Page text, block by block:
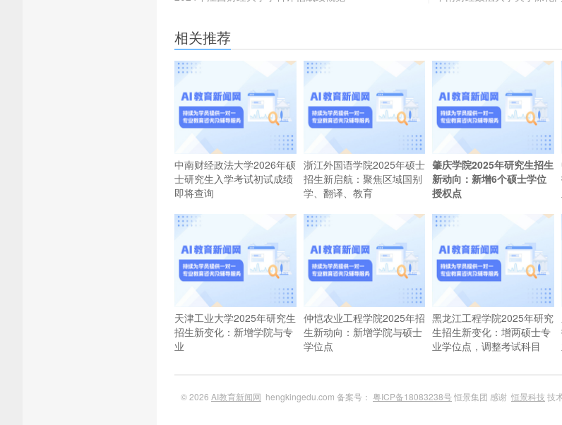
相关推荐
中南财经政法大学2026年硕
士研究生入学考试初试成绩
即将查询
浙江外国语学院2025年硕士
招生新启航：聚焦区域国别
学、翻译、教育
肇庆学院2025年研究生招生
新动向：新增6个硕士学位
授权点
天津工业大学2025年研究生
招生新变化：新增学院与专
业
仲恺农业工程学院2025年招
生新动向：新增学院与硕士
学位点
黑龙江工程学院2025年研究
生招生新变化：增两硕士专
业学位点，调整考试科目
© 2026 AI教育新闻网 hengkingedu.com 备案号： 粤ICP备18083238号恒景集团 感谢 恒景科技 技